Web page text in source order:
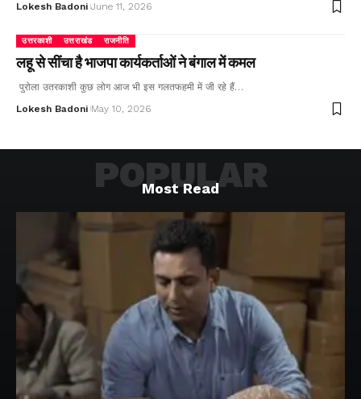
Lokesh Badoni June 11, 2026
उत्तरकाशी उत्तराखंड राजनीति
लहू से सींचा है भाजपा कार्यकर्ताओं ने बंगाल में कमल
पुरोला उतरकाशी कुछ लोग आज भी इस गलतफहमी में जी रहे हैं…
Lokesh Badoni May 10, 2026
Most Read
POPULAR